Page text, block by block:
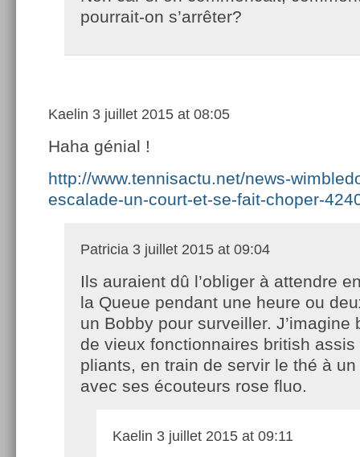
pourrait-on s’arrêter?
Kaelin 3 juillet 2015 at 08:05
Haha génial !
http://www.tennisactu.net/news-
escalade-un-court-et-se-fait-choper-
Patricia 3 juillet 2015 at 09:04
Ils auraient dû l’obliger à attendre
la Queue pendant une heure ou
un Bobby pour surveiller. J’imagine
de vieux fonctionnaires british assis
pliants, en train de servir le thé à
avec ses écouteurs rose fluo.
Kaelin 3 juillet 2015 at 09:11